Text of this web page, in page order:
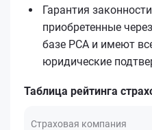
Гарантия
приобретенные
базе РСА и имеют
юридические
Таблица рейтинга
Страховая компания